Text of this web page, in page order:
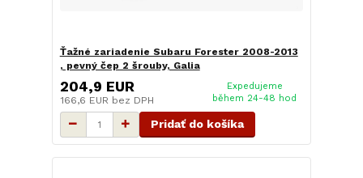
Ťažné zariadenie Subaru Forester 2008-2013
, pevný čep 2 šrouby, Galia
204,9 EUR
166,6 EUR bez DPH
Expedujeme
během 24-48 hod
Pridať do košíka